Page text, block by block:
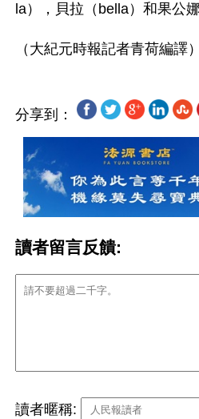
la），貝拉（bella）和果公
分享到：
讀者留言反饋:
讀者暱稱: